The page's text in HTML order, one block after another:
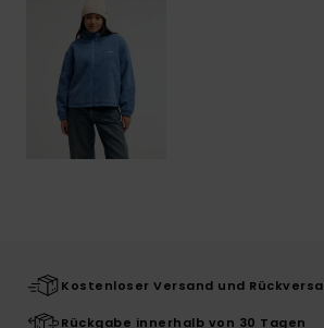
Kostenloser Versand und
Rückgabe innerhalb von 30 Tagen